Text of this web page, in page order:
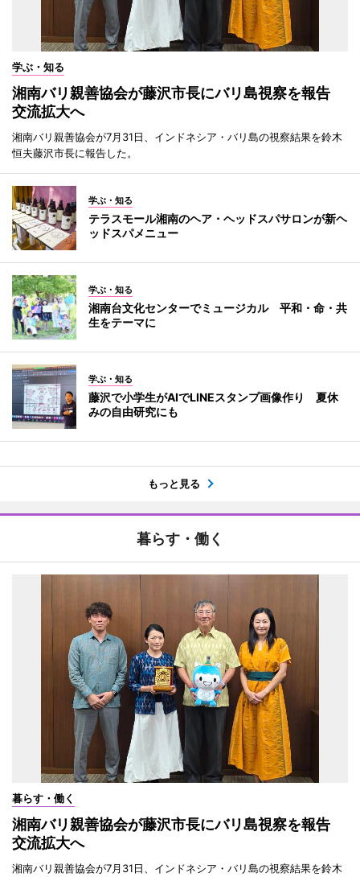
学ぶ・知る
湘南バリ親善協会が藤沢市長にバリ島視察を報告
交流拡大へ
湘南バリ親善協会が7月31日、インドネシア・バリ島の視察結果を鈴木
恒夫藤沢市長に報告した。
学ぶ・知る
テラスモール湘南のヘア・ヘッドスパサロンが新ヘ
ッドスパメニュー
学ぶ・知る
湘南台文化センターでミュージカル 平和・命・共
生をテーマに
学ぶ・知る
藤沢で小学生がAIでLINEスタンプ画像作り 夏休
みの自由研究にも
もっと見る
暮らす・働く
暮らす・働く
湘南バリ親善協会が藤沢市長にバリ島視察を報告
交流拡大へ
湘南バリ親善協会が7月31日、インドネシア・バリ島の視察結果を鈴木